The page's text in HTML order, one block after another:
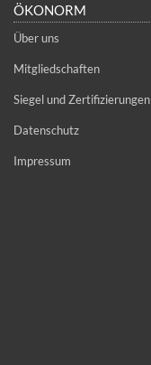
ÖKONORM
Über uns
Mitgliedschaften
Siegel und Zertifizierungen
Datenschutz
Impressum